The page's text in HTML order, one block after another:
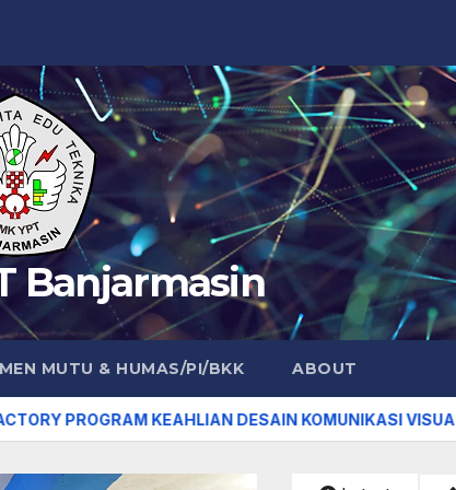
Banjarmasin
MUTU & HUMAS/PI/BKK ABOUT
KEAHLIAN DESAIN KOMUNIKASI VISUAL SMK